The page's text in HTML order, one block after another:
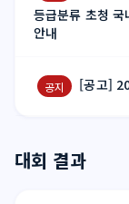
등급분류 초청
안내
공지 [공고]
대회 결과